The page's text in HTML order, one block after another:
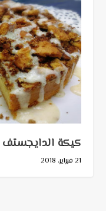
كيكة
21 فبراير، 2018